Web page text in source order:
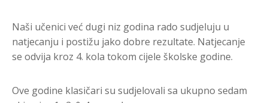
Naši učenici već dugi niz godina rado sudjeluju u
natjecanju i postižu jako dobre rezultate. Natjecanje
se odvija kroz 4. kola tokom cijele školske godine.
Ove godine klasičari su sudjelovali sa ukupno sedam